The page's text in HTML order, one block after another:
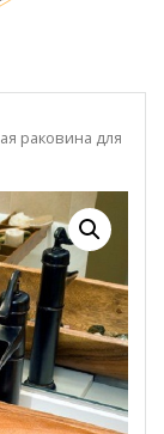
раковина для